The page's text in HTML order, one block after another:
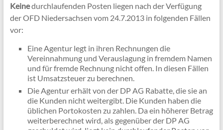
Keinedurchlaufenden Posten liegen nach der Verfügung
der OFD Niedersachsen vom 24.7.2013 in folgenden Fällen
vor:
Eine Agentur legt in ihren Rechnungen die
Vereinnahmung und Verauslagung in fremdem Namen
und für fremde Rechnung nicht offen. In diesen Fällen
ist Umsatzsteuer zu berechnen.
Die Agentur erhält von der DP AG Rabatte, die sie an
die Kunden nicht weitergibt. Die Kunden haben die
üblichen Portokosten zu zahlen. Da ein höherer Betrag
weiterberechnet wird, als gegenüber der DP AG